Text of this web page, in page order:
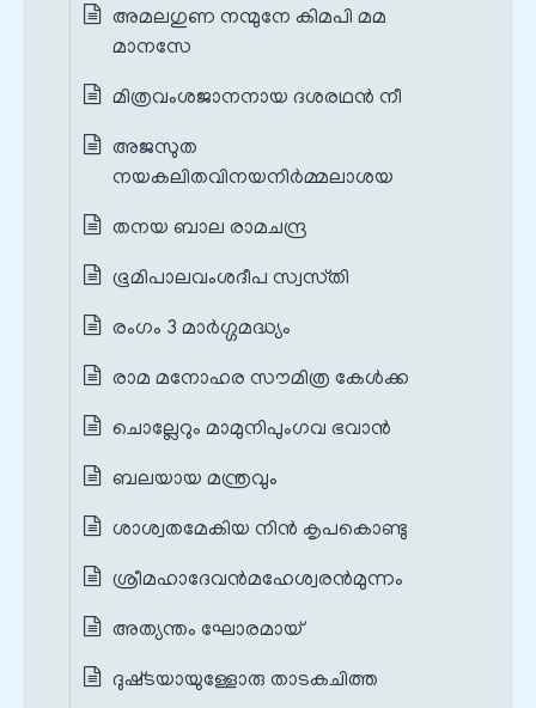
അമലഗുണ നന്മുനേ കിമപി മമ
മാനസേ
മിത്രവംശജാനനായ ദശരഥന്‍ നീ
അജസുത
നയകലിതവിനയനിര്‍മ്മലാശയ
തനയ ബാല രാമചന്ദ്ര
ഭൂമിപാലവംശദീപ സ്വസ്‌തി
രംഗം 3 മാർഗ്ഗമദ്ധ്യം
രാമ മനോഹര സൗമിത്ര കേള്‍ക്ക
ചൊല്ലേറും മാമുനിപുംഗവ ഭവാന്‍
ബലയായ മന്ത്രവും
ശാശ്വതമേകിയ നിന്‍ കൃപകൊണ്ടു
ശ്രീമഹാദേവന്‍മഹേശ്വരന്‍മുന്നം
അത്യന്തം ഘോരമായ്‌
ദുഷ്‌ടയായുള്ളോരു താടകചിത്ത